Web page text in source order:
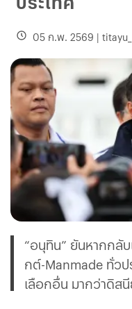
05 ก.พ. 2569 |
“อนุทิน” ยันหากกลับ
กต์-Manmade ทั่วป
เลือกอื่น มากว่าดิส